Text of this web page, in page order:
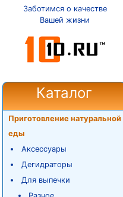
Заботимся о качестве
Вашей жизни
Каталог
Приготовление натуральной
еды
Аксессуары
Дегидраторы
Для выпечки